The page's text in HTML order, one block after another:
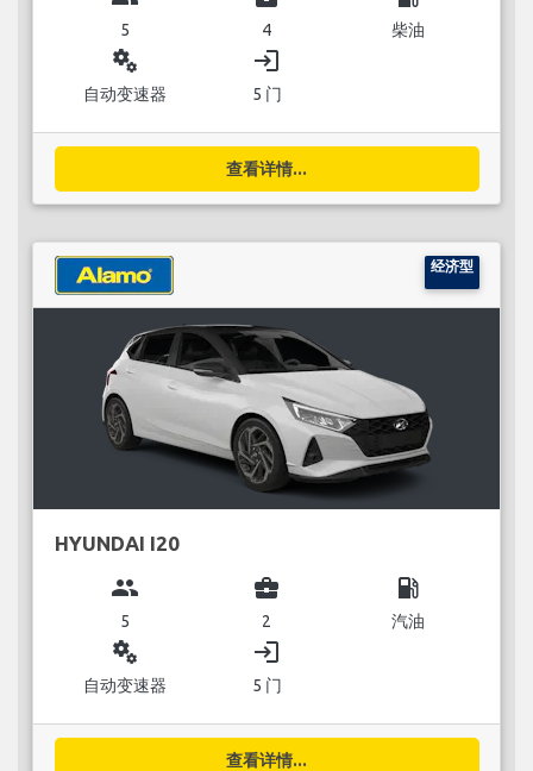
5 4 柴油
miscellaneous_services
自动变速器
login
5 门
查看详情...
经济型
HYUNDAI I20
group
5
business_center
2
local_gas_station
汽油
miscellaneous_services
自动变速器
login
5 门
查看详情...